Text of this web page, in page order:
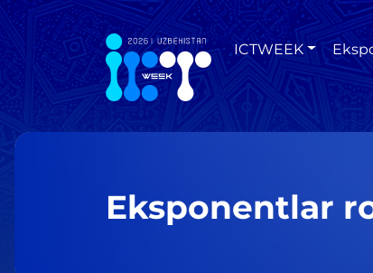
ICTWEEK
Eksponentlar